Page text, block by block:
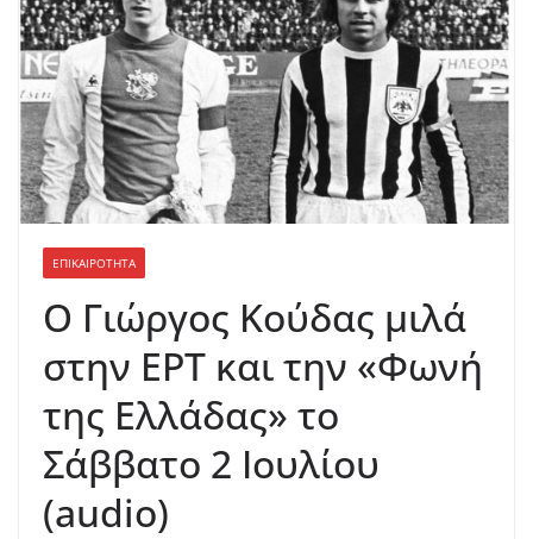
ΕΠΙΚΑΙΡΟΤΗΤΑ
Ο Γιώργος Κούδας μιλά
στην ΕΡΤ και την «Φωνή
της Ελλάδας» το
Σάββατο 2 Ιουλίου
(audio)